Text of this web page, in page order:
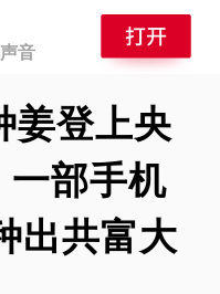
音
姜登上央
部手机
出共富大